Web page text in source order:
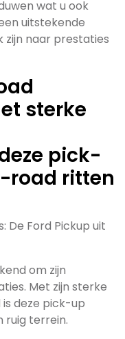
wat u ook
uitstekende
zijn naar prestaties
sterke
pick-
road ritten
De Ford Pickup uit
om zijn
Met zijn sterke
deze pick-up
ruig terrein.